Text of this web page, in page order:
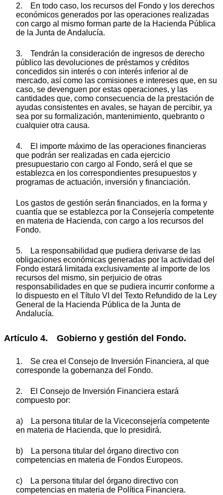
2. En todo caso, los recursos del Fondo y los derechos
económicos generados por las operaciones realizadas
con cargo al mismo forman parte de la Hacienda Pública
de la Junta de Andalucía.
3. Tendrán la consideración de ingresos de derecho
público las devoluciones de préstamos y créditos
concedidos sin interés o con interés inferior al de
mercado, así como las comisiones e intereses que, en su
caso, se devenguen por estas operaciones, y las
cantidades que, como consecuencia de la prestación de
ayudas consistentes en avales, se hayan de percibir, ya
sea por su formalización, mantenimiento, quebranto o
cualquier otra causa.
4. El importe máximo de las operaciones financieras
que podrán ser realizadas en cada ejercicio
presupuestario con cargo al Fondo, será el que se
establezca en los correspondientes presupuestos y
programas de actuación, inversión y financiación.
Los gastos de gestión serán financiados, en la forma y
cuantía que se establezca por la Consejería competente
en materia de Hacienda, con cargo a los recursos del
Fondo.
5. La responsabilidad que pudiera derivarse de las
obligaciones económicas generadas por la actividad del
Fondo estará limitada exclusivamente al importe de los
recursos del mismo, sin perjuicio de otras
responsabilidades en que se pudiera incurrir conforme a
lo dispuesto en el Título VI del Texto Refundido de la Ley
General de la Hacienda Pública de la Junta de
Andalucía.
Artículo 4. Gobierno y gestión del Fondo.
1. Se crea el Consejo de Inversión Financiera, al que
corresponde la gobernanza del Fondo.
2. El Consejo de Inversión Financiera estará
compuesto por:
a) La persona titular de la Viceconsejería competente
en materia de Hacienda, que lo presidirá.
b) La persona titular del órgano directivo con
competencias en materia de Fondos Europeos.
c) La persona titular del órgano directivo con
competencias en materia de Política Financiera.